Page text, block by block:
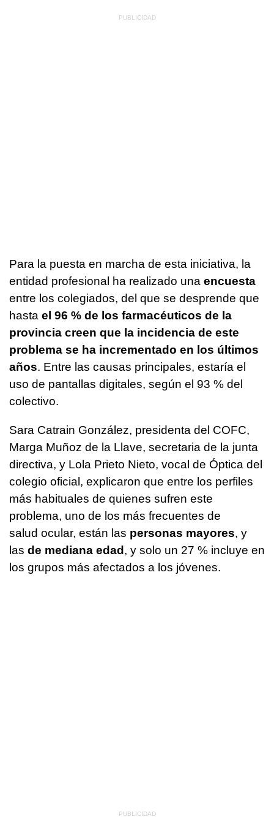
Para la puesta en marcha de esta iniciativa, la
entidad profesional ha realizado una encuesta
entre los colegiados, del que se desprende que
hasta el 96 % de los farmacéuticos de la
provincia creen que la incidencia de este
problema se ha incrementado en los últimos
años. Entre las causas principales, estaría el
uso de pantallas digitales, según el 93 % del
colectivo.
Sara Catrain González, presidenta del COFC,
Marga Muñoz de la Llave, secretaria de la junta
directiva, y Lola Prieto Nieto, vocal de Óptica del
colegio oficial, explicaron que entre los perfiles
más habituales de quienes sufren este
problema, uno de los más frecuentes de
salud ocular, están las personas mayores, y
las de mediana edad , y solo un 27 % incluye en
los grupos más afectados a los jóvenes.